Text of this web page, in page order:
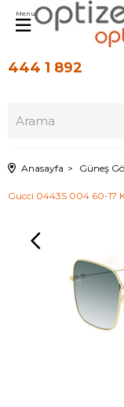
444 1 892
Menu
Anasayfa Güneş
Gucci 0443S 004 60-17